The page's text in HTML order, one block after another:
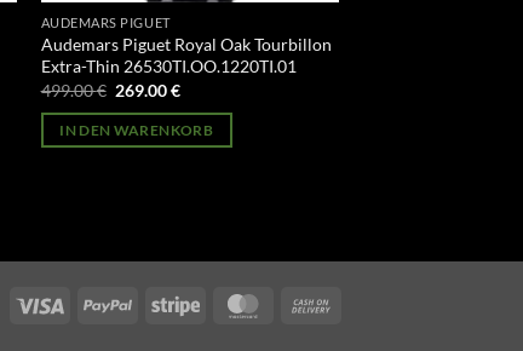
AUDEMARS PIGUET
Audemars Piguet Royal Oak Tourbillon
Extra-Thin 26530TI.OO.1220TI.01
499.00€ Ursprünglicher
war:
499.00 €
269.00€Aktueller
ist:
269.00 €.
IN DEN WARENKORB
Visa PayPal Stripe MasterCard